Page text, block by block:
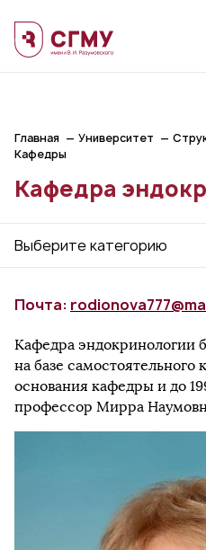
Главная Университет
Кафедры
Кафедра
Выберите категорию
Почта:
Кафедра эндокринологии
на базе самостоятельного
основания кафедры и до
профессор Мирра